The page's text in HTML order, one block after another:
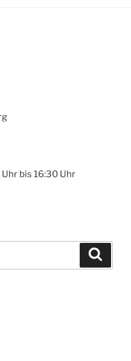
bis 16:30 Uhr